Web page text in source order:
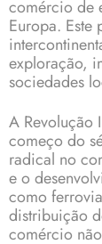
comércio de
Europa.
exploração,
sociedades
A Revolução
começo do
radical no
e o
como
distribuição
comércio